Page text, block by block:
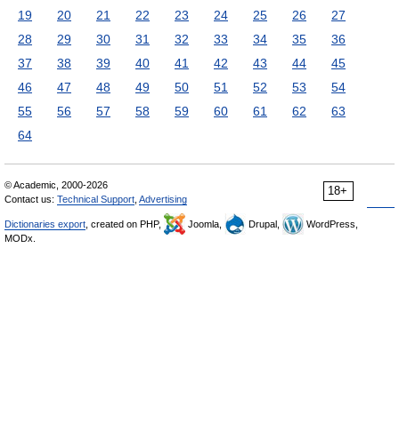
19
20 21 22 23 24 25 26
27
28
29 30 31 32 33 34 35
36
37
38 39 40 41 42 43 44
45
46
47 48 49 50 51 52 53
54
55
56 57 58 59 60 61 62
63
64
18+
© Academic, 2000-2026
Contact us: Technical Support Advertising
Dictionaries export , created on PHP, Joomla, Drupal,
WordPress,
MODx.